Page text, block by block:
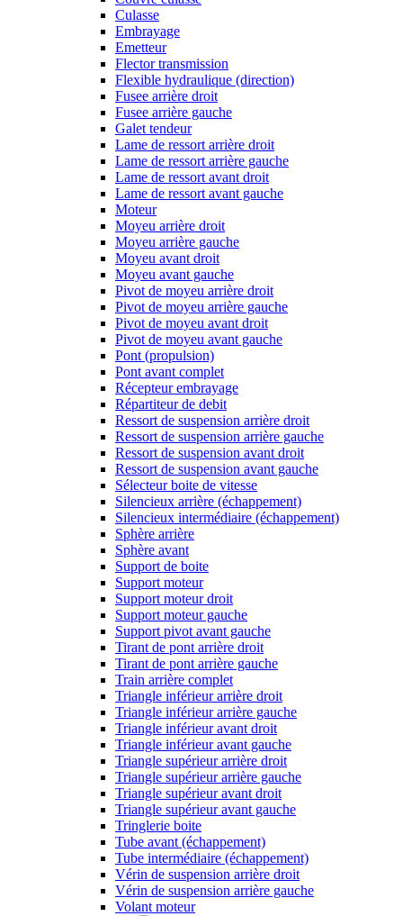
Culasse
Embrayage
Emetteur
Flector transmission
Flexible hydraulique (direction)
Fusee arrière droit
Fusee arrière gauche
Galet tendeur
Lame de ressort arrière droit
Lame de ressort arrière gauche
Lame de ressort avant droit
Lame de ressort avant gauche
Moteur
Moyeu arrière droit
Moyeu arrière gauche
Moyeu avant droit
Moyeu avant gauche
Pivot de moyeu arrière droit
Pivot de moyeu arrière gauche
Pivot de moyeu avant droit
Pivot de moyeu avant gauche
Pont (propulsion)
Pont avant complet
Récepteur embrayage
Répartiteur de debit
Ressort de suspension arrière droit
Ressort de suspension arrière gauche
Ressort de suspension avant droit
Ressort de suspension avant gauche
Sélecteur boite de vitesse
Silencieux arrière (échappement)
Silencieux intermédiaire (échappement)
Sphère arrière
Sphère avant
Support de boite
Support moteur
Support moteur droit
Support moteur gauche
Support pivot avant gauche
Tirant de pont arrière droit
Tirant de pont arrière gauche
Train arrière complet
Triangle inférieur arrière droit
Triangle inférieur arrière gauche
Triangle inférieur avant droit
Triangle inférieur avant gauche
Triangle supérieur arrière droit
Triangle supérieur arrière gauche
Triangle supérieur avant droit
Triangle supérieur avant gauche
Tringlerie boite
Tube avant (échappement)
Tube intermédiaire (échappement)
Vérin de suspension arrière droit
Vérin de suspension arrière gauche
Volant moteur